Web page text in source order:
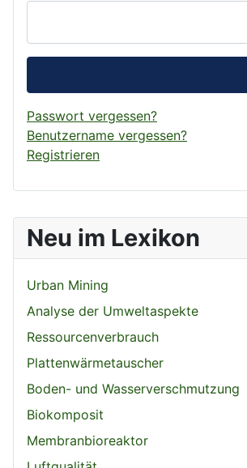
Neu im Lexikon
Urban Mining
Analyse der Umweltaspekte
Ressourcenverbrauch
Plattenwärmetauscher
Boden- und Wasserverschmutzung
Biokomposit
Membranbioreaktor
Passwort vergessen?
Benutzername vergessen?
Registrieren